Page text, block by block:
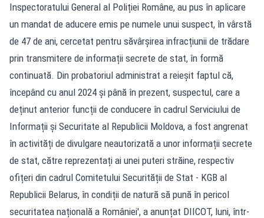
Inspectoratului General al Poliției Române, au pus în aplicare
un mandat de aducere emis pe numele unui suspect, în vârstă
de 47 de ani, cercetat pentru săvârșirea infracțiunii de trădare
prin transmitere de informații secrete de stat, în formă
continuată. Din probatoriul administrat a reieșit faptul că,
începând cu anul 2024 și până în prezent, suspectul, care a
deținut anterior funcții de conducere în cadrul Serviciului de
Informații și Securitate al Republicii Moldova, a fost angrenat
în activități de divulgare neautorizată a unor informații secrete
de stat, către reprezentați ai unei puteri străine, respectiv
ofițeri din cadrul Comitetului Securității de Stat - KGB al
Republicii Belarus, în condiții de natură să pună în pericol
securitatea națională a României', a anunțat DIICOT, luni, într-